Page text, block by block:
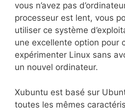
vous n’avez pas
processeur est lent, vous
utiliser ce système
une excellente option pour
expérimenter Linux sans
un nouvel ordinateur.
Xubuntu est basé sur
toutes les mêmes